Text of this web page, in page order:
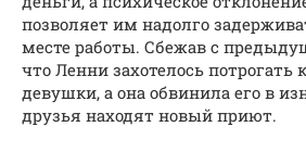
позволяет им надолго
месте работы. Сбежав с
что Ленни захотелось потрогать
девушки, а она обвинила его в
друзья находят новый приют.